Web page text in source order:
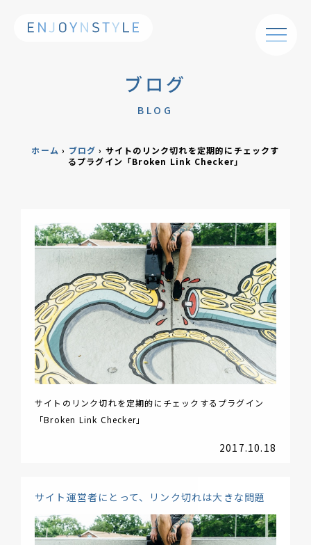
ブログ
BLOG
ホーム › ブログ › サイトのリンク切れを定期的にチェックす
るプラグイン「Broken Link Checker」
サイトのリンク切れを定期的にチェックするプラグイン
「Broken Link Checker」
2017.10.18
サイト運営者にとって、リンク切れは大きな問題